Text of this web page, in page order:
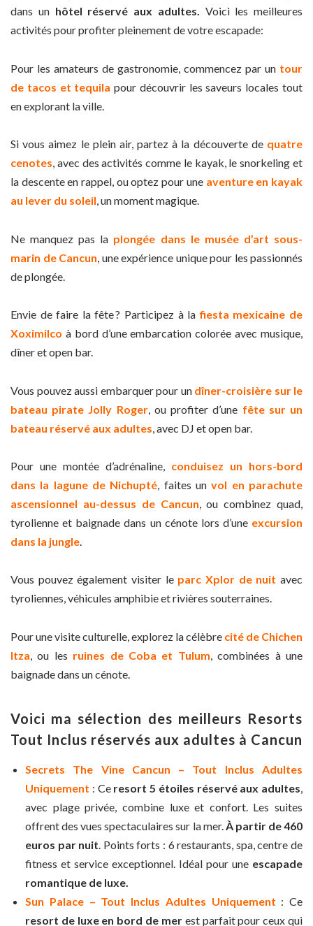
dans un hôtel réservé aux adultes. Voici les meilleures
activités pour profiter pleinement de votre escapade:
Pour les amateurs de gastronomie, commencez par un tour
de tacos et tequila pour découvrir les saveurs locales tout
en explorant la ville.
Si vous aimez le plein air, partez à la découverte de quatre
cenotes, avec des activités comme le kayak, le snorkeling et
la descente en rappel, ou optez pour une aventure en kayak
au lever du soleil, un moment magique.
Ne manquez pas la plongée dans le musée d’art sous-
marin de Cancun , une expérience unique pour les passionnés
de plongée.
Envie de faire la fête ? Participez à lafiesta mexicaine de
Xoximilco à bord d’une embarcation colorée avec musique,
dîner et open bar.
Vous pouvez aussi embarquer pour un dîner-croisière sur le
bateau pirate Jolly Roger, ou profiter d’une fête sur un
bateau réservé aux adultes , avec DJ et open bar.
Pour une montée d’adrénaline, conduisez un hors-bord
dans la lagune de Nichupté, faites unvol en parachute
ascensionnel au-dessus de Cancun, ou combinez quad,
tyrolienne et baignade dans un cénote lors d’une excursion
dans la jungle.
Vous pouvez également visiter le parc Xplor de nuit avec
tyroliennes, véhicules amphibie et rivières souterraines.
Pour une visite culturelle, explorez la célèbre cité de Chichen
Itza, ou les ruines de Coba et Tulum, combinées à une
baignade dans un cénote.
Voici ma sélection des meilleurs Resorts
Tout Inclus réservés aux adultes à Cancun
Secrets The Vine Cancun – Tout Inclus Adultes
Uniquement : Ce resort 5 étoiles réservé aux adultes,
avec plage privée, combine luxe et confort. Les suites
offrent des vues spectaculaires sur la mer.À partir de 460
euros par nuit. Points forts : 6 restaurants, spa, centre de
fitness et service exceptionnel. Idéal pour une escapade
romantique de luxe.
Sun Palace – Tout Inclus Adultes Uniquement : Ce
resort de luxe en bord de merest parfait pour ceux qui